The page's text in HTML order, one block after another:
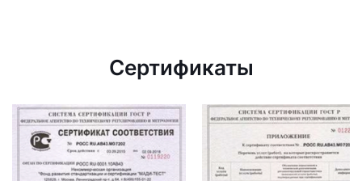
Сертификаты